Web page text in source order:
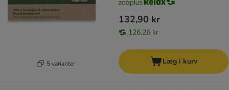
5 varianter
132,90 kr
126,26 kr
Læg i kurv